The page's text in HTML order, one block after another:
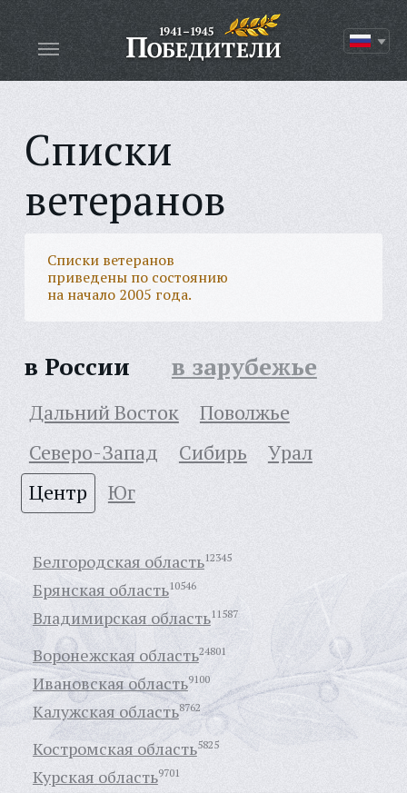
Списки
ветеранов
Списки ветеранов
приведены по состоянию
на начало 2005 года.
в России в зарубежье
Дальний Восток
Поволжье
Северо-Запад
Сибирь
Урал
Центр
Юг
Белгородская область12345
Брянская область10546
Владимирская область11587
Воронежская область24801
Ивановская область9100
Калужская область8762
Костромская область5825
Курская область9701